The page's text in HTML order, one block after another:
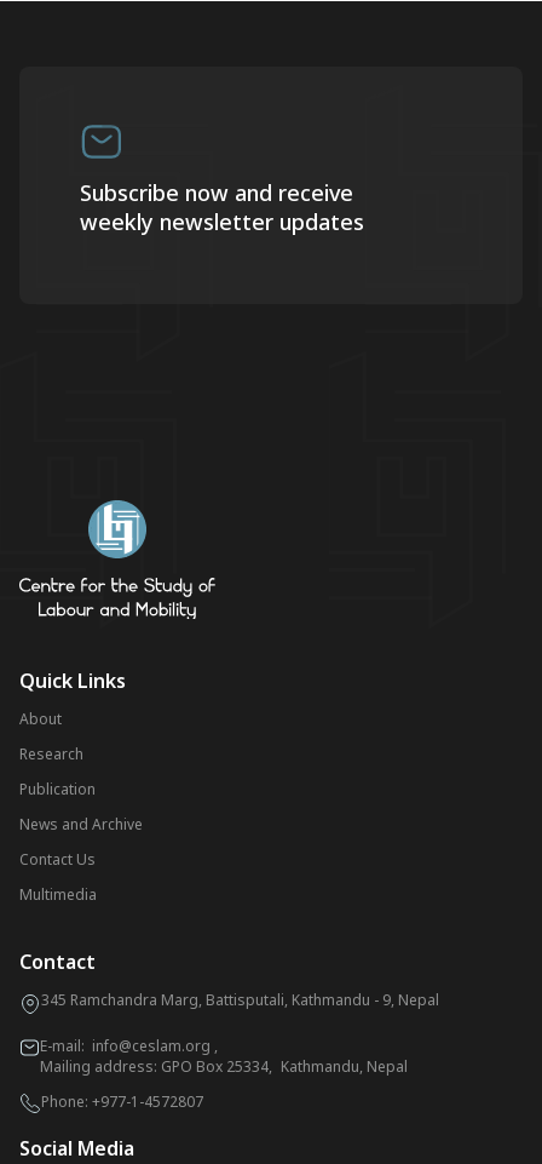
Subscribe now and receive
weekly newsletter updates
Quick Links
About
Research
Publication
News and Archive
Contact Us
Multimedia
Contact
345 Ramchandra Marg, Battisputali, Kathmandu - 9, Nepal
E-mail: info@ceslam.org ,
Mailing address: GPO Box 25334, Kathmandu, Nepal
Phone: +977-1-4572807
Social Media